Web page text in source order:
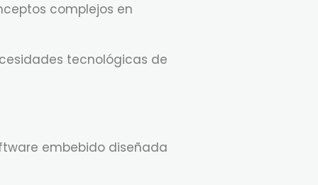
complejos en
tecnológicas de
embebido diseñada